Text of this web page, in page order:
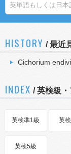
HISTORY /最近
Cichorium
INDEX / 英検級・
英検準1級 英
英検5級